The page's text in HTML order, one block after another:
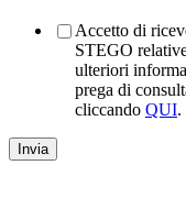
Accetto di
STEGO
ulteriori
prega di
cliccando QUI.